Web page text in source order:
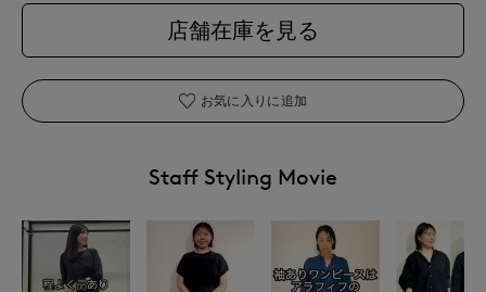
店舗在庫を見る
お気に入りに追加
Staff Styling Movie